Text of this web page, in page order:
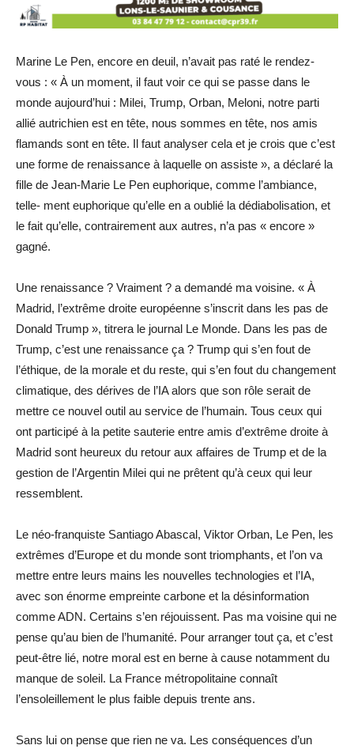
Marine Le Pen, encore en deuil, n’avait pas raté le rendez-
vous : « À un moment, il faut voir ce qui se passe dans le
monde aujourd’hui : Milei, Trump, Orban, Meloni, notre parti
allié autrichien est en tête, nous sommes en tête, nos amis
flamands sont en tête. Il faut analyser cela et je crois que c’est
une forme de renaissance à laquelle on assiste », a déclaré la
fille de Jean-Marie Le Pen euphorique, comme l’ambiance,
telle- ment euphorique qu’elle en a oublié la dédiabolisation, et
le fait qu’elle, contrairement aux autres, n’a pas « encore »
gagné.
Une renaissance ? Vraiment ? a demandé ma voisine. « À
Madrid, l’extrême droite européenne s’inscrit dans les pas de
Donald Trump », titrera le journal Le Monde. Dans les pas de
Trump, c’est une renaissance ça ? Trump qui s’en fout de
l’éthique, de la morale et du reste, qui s’en fout du changement
climatique, des dérives de l’IA alors que son rôle serait de
mettre ce nouvel outil au service de l’humain. Tous ceux qui
ont participé à la petite sauterie entre amis d’extrême droite à
Madrid sont heureux du retour aux affaires de Trump et de la
gestion de l’Argentin Milei qui ne prêtent qu’à ceux qui leur
ressemblent.
Le néo-franquiste Santiago Abascal, Viktor Orban, Le Pen, les
extrêmes d’Europe et du monde sont triomphants, et l’on va
mettre entre leurs mains les nouvelles technologies et l’IA,
avec son énorme empreinte carbone et la désinformation
comme ADN. Certains s’en réjouissent. Pas ma voisine qui ne
pense qu’au bien de l’humanité. Pour arranger tout ça, et c’est
peut-être lié, notre moral est en berne à cause notamment du
manque de soleil. La France métropolitaine connaît
l’ensoleillement le plus faible depuis trente ans.
Sans lui on pense que rien ne va. Les conséquences d’un